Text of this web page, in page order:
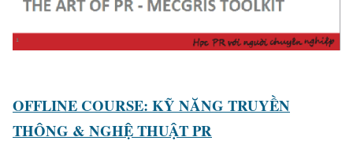
OFFLINE COURSE: KỸ NĂNG TRUYỀN
THÔNG & NGHỆ THUẬT PR